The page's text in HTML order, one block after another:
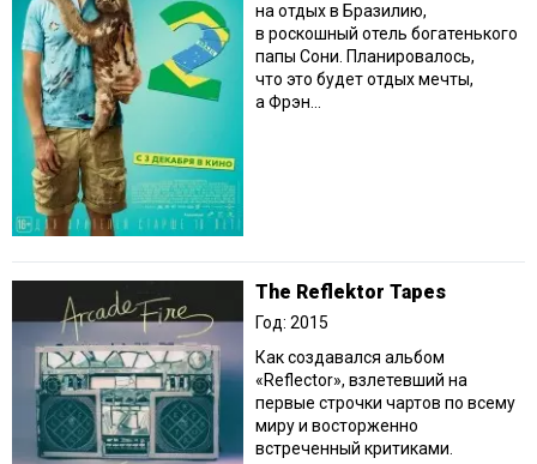
на отдых в Бразилию,
в роскошный отель богатенького
папы Сони. Планировалось,
что это будет отдых мечты,
а Фрэн...
The Reflektor Tapes
Год: 2015
Как создавался альбом
«Reflector», взлетевший на
первые строчки чартов по всему
миру и восторженно
встреченный критиками.